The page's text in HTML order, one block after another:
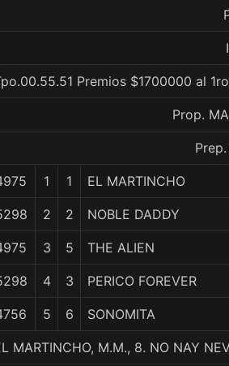
Premios $1700000 al
Prop.
1 1 EL MARTINCHO
2 2 NOBLE DADDY
3 5 THE ALIEN
4 3 PERICO FOREVER
5 6 SONOMITA
MARTINCHO, M.M., 8. NO NAY